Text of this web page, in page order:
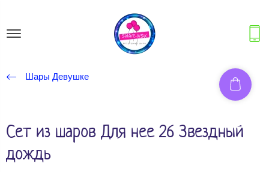
Шары Девушке
Сет из шаров Для нее 26 Звездный
дождь